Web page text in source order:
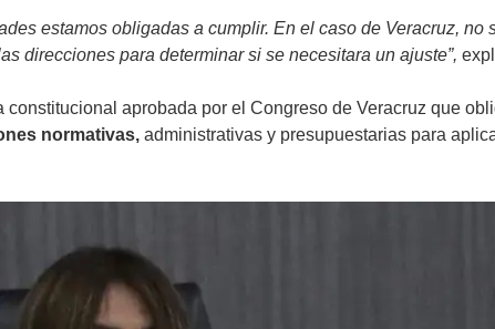
estamos obligadas a cumplir. En el caso de Veracruz,
direcciones para determinar si se necesitara un ajuste”,
aprobada por el Congreso de Veracruz que
normativas, administrativas y presupuestarias para